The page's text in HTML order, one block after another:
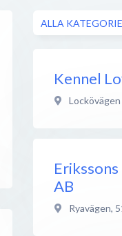
ALLA
Kennel
Lockövägen
AB
Ryavägen,